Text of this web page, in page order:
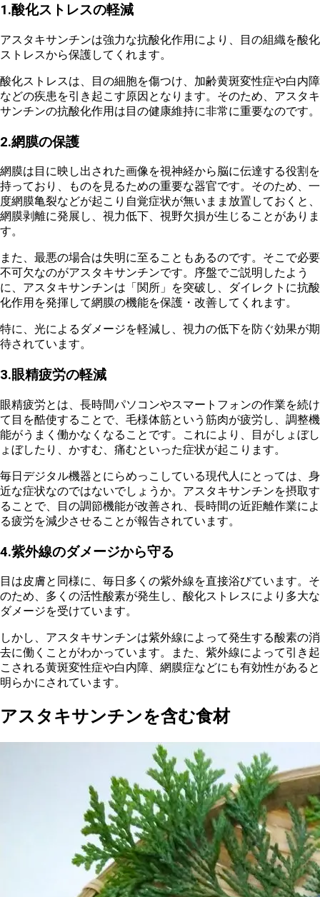
1.酸化ストレスの軽減
アスタキサンチンは強力な抗酸化作用により、
目の組織を酸化
ストレスから保護してくれます。
酸化ストレスは、目の細胞を傷つけ、加齢黄斑変性症や白内障
などの疾患を引き起こす原因となります。そのため、アスタキ
サンチンの抗酸化作用は目の健康維持に非常に重要なのです。
2.網膜の保護
網膜は目に映し出された画像を視神経から脳に伝達する役割を
持っており、ものを見るための重要な器官です。そのため、一
度網膜亀裂などが起こり自覚症状が無いまま 放置しておくと、
網膜剥離に発展し、視力低下、視野欠損が生じることがありま
す。
また、最悪の場合は失明に至ることもあるのです。 そこで必要
不可欠なのがアスタキサンチンです。序盤でご説明したよう
に、 アスタキサンチンは「関所」を突破し、ダイレクトに抗酸
化作用を発揮して網膜の機能を保護・改善してくれます。
特に、 光によるダメージを軽減し、視力の低下を防ぐ効果が期
待されています。
3.眼精疲労の軽減
眼精疲労とは、長時間パソコンやスマートフォンの作業を続け
て目を酷使することで、毛様体筋という筋肉が疲労し、調整機
能がうまく働かなくなることです。これにより、目がしょぼし
ょぼしたり、かすむ、痛むといった症状が起こります。
毎日デジタル機器とにらめっこしている現代人にとっては、身
近な症状なのではないでしょうか。アスタキサンチンを摂取す
ることで、
目の調節機能が改善され、長時間の近距離作業によ
る疲労を減少させることが報告されています。
4.紫外線のダメージから守る
目は皮膚と同様に、毎日多くの紫外線を直接浴びています。そ
のため、 多くの活性酸素が発生し、酸化ストレスにより多大な
ダメージを受けています。
しかし、 アスタキサンチンは紫外線によって発生する酸素の消
去に働くことがわかっています。また、紫外線によって引き起
こされる黄斑変性症や白内障、網膜症などにも有効性があると
明らかにされています。
アスタキサンチンを含む食材